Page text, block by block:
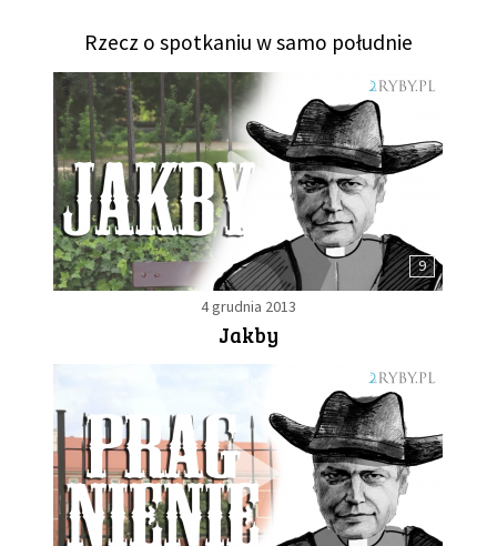
Rzecz o spotkaniu w samo południe
9
4 grudnia 2013
Jakby